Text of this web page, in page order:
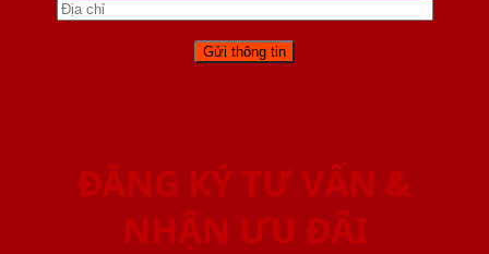
ĐĂNG KÝ TƯ VẤN &
NHẬN ƯU ĐÃI